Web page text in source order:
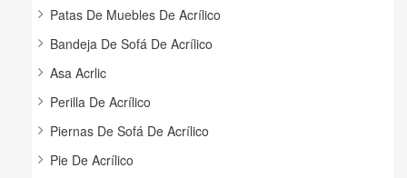
Patas De Muebles De Acrílico
Bandeja De Sofá De Acrílico
Asa Acrlic
Perilla De Acrílico
Piernas De Sofá De Acrílico
Pie De Acrílico